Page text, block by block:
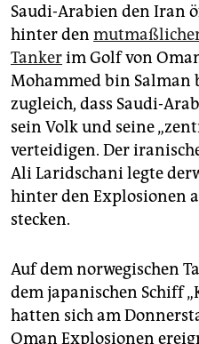
fragen & hilfe
unterstützen
abo
genossenschaft
epaper login
Saudi-Arabien den Iran
hinter den
Tankerim Golf von
Mohammed bin Salman
zugleich, dass Saudi-
sein Volk und seine
verteidigen. Der
Ali Laridschani legte
hinter den Explosionen
stecken.
Auf dem norwegischen
dem japanischen Schiff
hatten sich am
Oman Explosionen